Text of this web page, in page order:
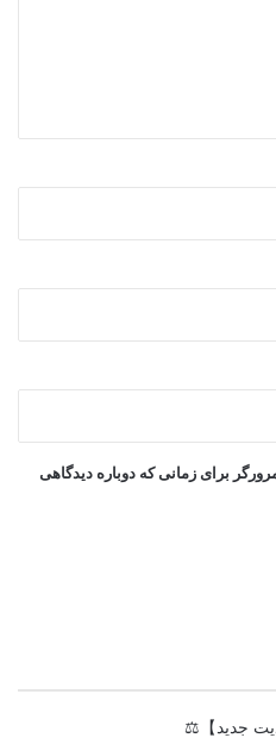
برای زمانی که دوباره دیدگاهی